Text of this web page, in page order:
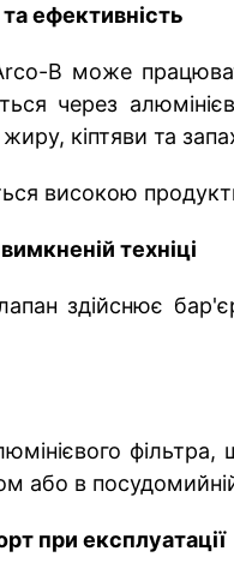
ефективність
B може
через
кіптяви та
високою
техніці
здійснює
або в
при експлуатації